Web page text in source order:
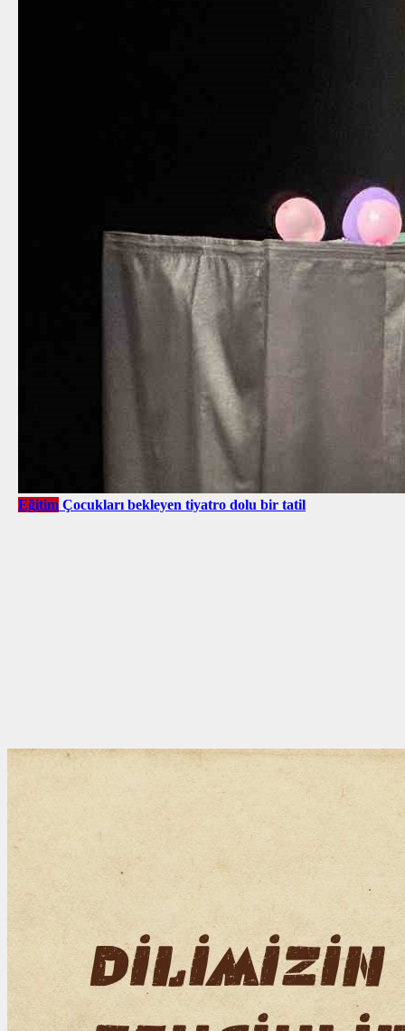
Eğitim Çocukları bekleyen tiyatro dolu bir tatil